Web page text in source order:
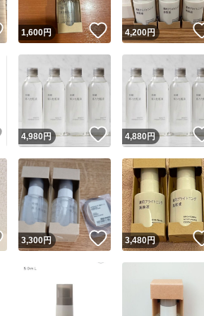
他フリマ実績◯+ このユーザーは他フ
スピード&安心発送
※このバッジは実績に基づく表示であり、発送を保
スピード＆安心発送
ます
スピード発送 このユーザーは高頻
安心発送 このユーザーは設定
出品ペ
キャ
いいね！
1,600円 いいね！
4,200円
いいね！
4,980円 いいね！
4,880円
いいね！
3,300円 いいね！
3,480円